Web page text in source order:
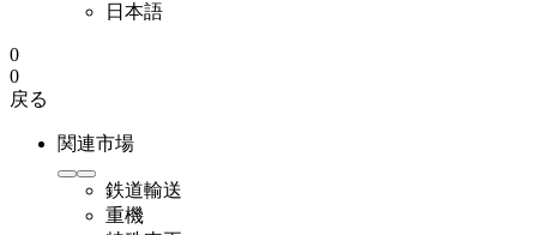
日本語
0
0
戻る
関連市場
鉄道輸送
重機